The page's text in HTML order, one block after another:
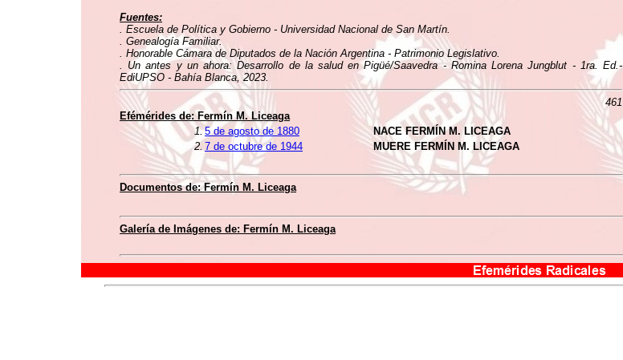
Fuentes:
. Escuela de Política y Gobierno - Universidad Nacional de San Martín.
. Genealogía Familiar.
. Honorable Cámara de Diputados de la Nación Argentina - Patrimonio Legislativo.
. Un antes y un ahora: Desarrollo de la salud en Pigüé/Saavedra - Romina Lorena Jungblut - 1ra. Ed.-
EdiUPSO - Bahía Blanca, 2023.
461
Efémérides de: Fermín M. Liceaga
1.5 de agosto de 1880
NACE FERMÍN M. LICEAGA
2. 7 de octubre de 1944 MUERE FERMÍN M. LICEAGA
Documentos de: Fermín M. Liceaga
Galería de Imágenes de: Fermín M. Liceaga